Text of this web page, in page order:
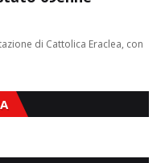
di Cattolica Eraclea, con